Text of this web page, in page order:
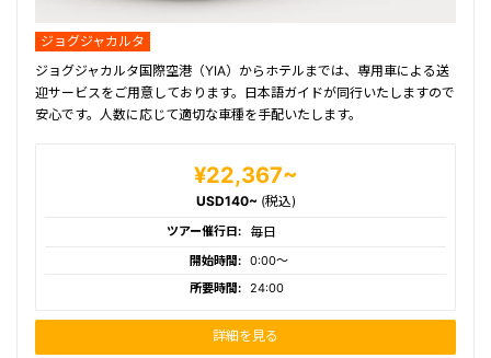
ジョグジャカルタ
ジョグジャカルタ国際空港（YIA）からホテルまでは、専用車による送
迎サービスをご用意しております。日本語ガイドが同行いたしますので
安心です。人数に応じて適切な車種を手配いたします。
¥22,367~
USD140~ (税込)
ツアー催行日: 毎日
開始時間: 0:00〜
所要時間: 24:00
詳細を見る